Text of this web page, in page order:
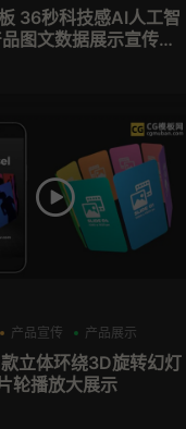
智
图文数据展示宣传视
产品宣传 产品展示
立体环绕3D旋转幻灯
轮播放大展示